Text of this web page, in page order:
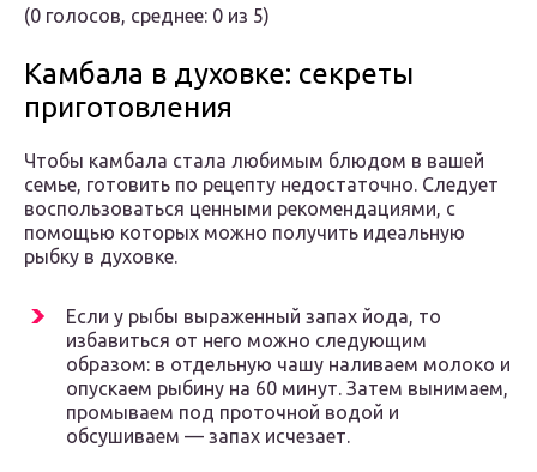
(0 голосов, среднее: 0 из 5)
Камбала в духовке: секреты
приготовления
Чтобы камбала стала любимым блюдом в вашей
семье, готовить по рецепту недостаточно. Следует
воспользоваться ценными рекомендациями, с
помощью которых можно получить идеальную
рыбку в духовке.
Если у рыбы выраженный запах йода, то
избавиться от него можно следующим
образом: в отдельную чашу наливаем молоко и
опускаем рыбину на 60 минут. Затем вынимаем,
промываем под проточной водой и
обсушиваем — запах исчезает.